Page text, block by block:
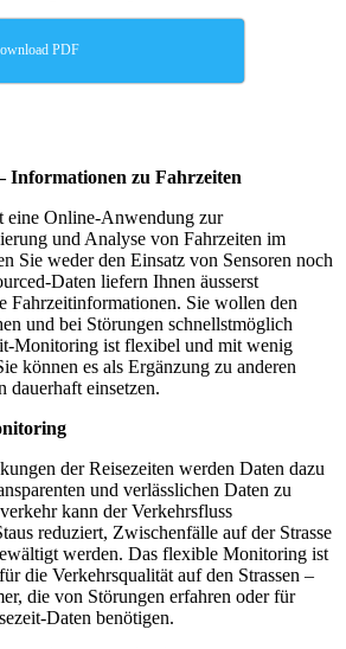
PDF
Informationen zu Fahrzeiten
eine Online-Anwendung zur
und Analyse von Fahrzeiten im
Sie weder den Einsatz von Sensoren noch
Daten liefern Ihnen äusserst
Fahrzeitinformationen. Sie wollen den
und bei Störungen schnellstmöglich
Monitoring ist flexibel und mit wenig
können es als Ergänzung zu anderen
dauerhaft einsetzen.
der Reisezeiten werden Daten dazu
und verlässlichen Daten zu
kann der Verkehrsfluss
reduziert, Zwischenfälle auf der Strasse
werden. Das flexible Monitoring ist
die Verkehrsqualität auf den Strassen –
die von Störungen erfahren oder für
Daten benötigen.